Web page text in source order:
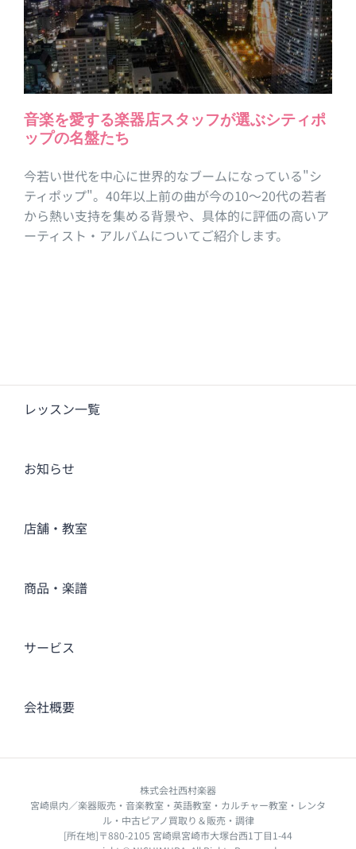
音楽を愛する楽器店スタッフが選ぶシティポ
ップの名盤たち
今若い世代を中心に世界的なブームになっている"シ
ティポップ"。40年以上前の曲が今の10〜20代の若者
から熱い支持を集める背景や、具体的に評価の高いア
ーティスト・アルバムについてご紹介します。
レッスン一覧
お知らせ
店舗・教室
商品・楽譜
サービス
会社概要
株式会社西村楽器
宮崎県内／楽器販売・音楽教室・英語教室・カルチャー教室・レンタ
ル・中古ピアノ買取り＆販売・調律
[所在地]〒880-2105 宮崎県宮崎市大塚台西1丁目1-44